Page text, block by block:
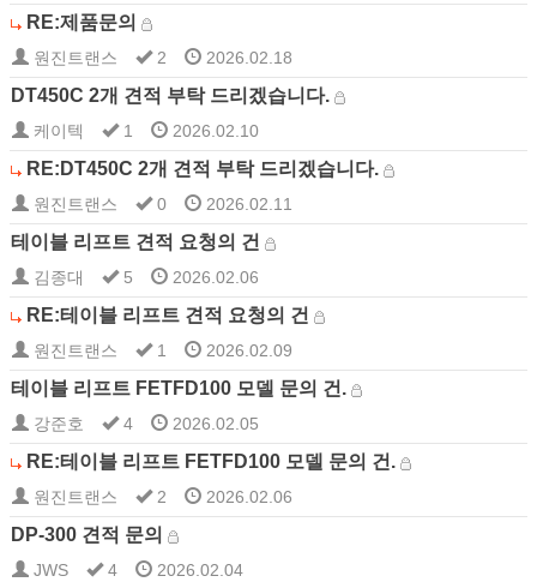
RE:제품문의
원진트랜스 2 2026.02.18
DT450C 2개 견적 부탁 드리겠습니다.
케이텍 1 2026.02.10
RE:DT450C 2개 견적 부탁 드리겠습니다.
원진트랜스 0 2026.02.11
테이블 리프트 견적 요청의 건
김종대 5 2026.02.06
RE:테이블 리프트 견적 요청의 건
원진트랜스 1 2026.02.09
테이블 리프트 FETFD100 모델 문의 건.
강준호 4 2026.02.05
RE:테이블 리프트 FETFD100 모델 문의 건.
원진트랜스 2 2026.02.06
DP-300 견적 문의
JWS 4 2026.02.04